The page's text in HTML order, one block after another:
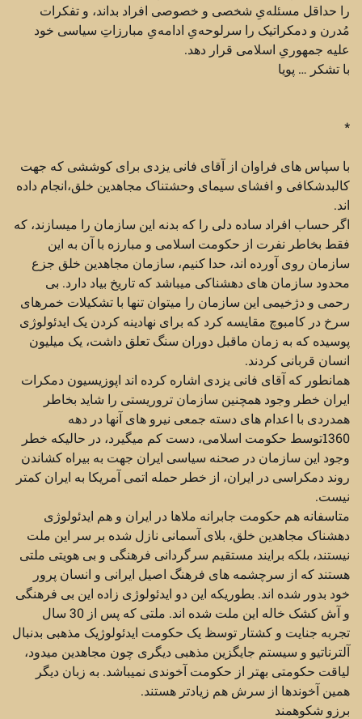
را حداقل مسئله‌یِ شخصی و خصوصی افراد بداند، و تفکرات
مُدرن و دمکراتیک را سرلوحه‌یِ ادامه‌یِ مبارزاتِ سیاسی خود
علیه جمهوریِ اسلامی قرار دهد.
با تشکر … پویا
*
با سپاس های فراوان از آقای فانی یزدی برای کوششی که جهت
کالبدشکافی و افشای سیمای وحشتناک مجاهدین خلق،انجام داده
اند.
اگر حساب افراد ساده دلی را که بدنه این سازمان را میسازند، که
فقط بخاطر نفرت از حکومت اسلامی و مبارزه با آن به این
سازمان روی آورده اند، حدا کنیم، سازمان مجاهدین خلق جزع
محدود سازمان های دهشناکی میباشد که تاریخ بیاد دارد. بی
رحمی و دژخیمی این سازمان را میتوان تنها با تشکیلات خمرهای
سرخ در کامبوچ مقایسه کرد که برای نهادینه کردن یک ایدئولوژی
پوسیده که به زمان ماقبل دوران سنگ تعلق داشت، یک میلیون
انسان قربانی کردند.
همانطور که آقای فانی یزدی اشاره کرده اند اپوزیسیون دمکرات
ایران خطر وجود همچنین سازمان تروریستی را شاید بخاطر
همدردی با اعدام های دسته جمعی نیرو های آنها در دهه
1360توسط حکومت اسلامی، دست کم میگیرد، در حالیکه خطر
وجود این سازمان در صحنه سیاسی ایران جهت به بیراه کشاندن
روند دمکراسی در ایران، از خطر حمله اتمی آمریکا به ایران کمتر
نیست.
متاسفانه هم حکومت جابرانه ملاها در ایران و هم ایدئولوژی
دهشناک مجاهدین خلق، بلای آسمانی نازل شده بر سر این ملت
نیستند، بلکه برایند مستقیم سرگردانی فرهنگی و بی هویتی ملتی
هستند که از سرچشمه های فرهنگ اصیل ایرانی و انسان پرور
خود بدور شده اند. بطوریکه این دو ایدئولوژی زاده این بی فرهنگی
و آش کشک خاله این ملت شده اند. ملتی که پس از 30 سال
تجربه جنایت و کشتار توسظ یک حکومت ایدئولوژیک مذهبی بدنبال
آلترناتیو و سیستم جایگزین مذهبی دیگری چون مجاهدین میدود،
لیاقت حکومتی بهتر از حکومت آخوندی نمیباشد. به زبان دیگر
همین آخوندها از سرش هم زیادتر هستند.
برزو شکوهمند